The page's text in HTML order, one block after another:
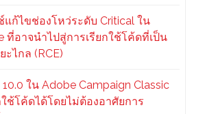
แก้ไขช่องโหว่ระดับ Critical ใน
ที่อาจนำไปสู่การเรียกใช้โค้ดที่เป็น
ะไกล (RCE)
ใน Adobe Campaign Classic
ใช้โค้ดได้โดยไม่ต้องอาศัยการ